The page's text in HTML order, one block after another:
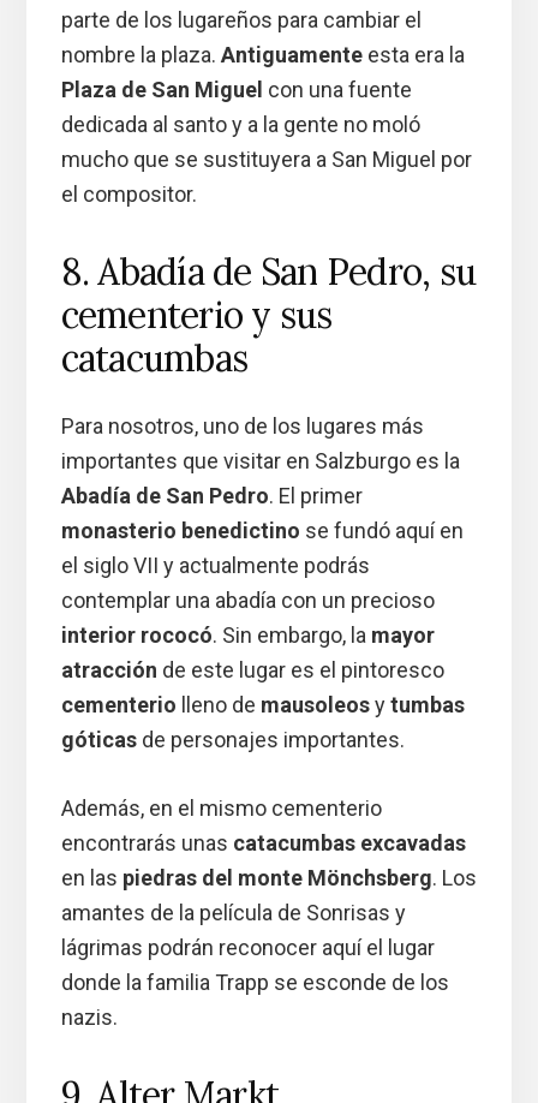
parte de los lugareños para cambiar el
nombre la plaza. Antiguamenteesta era la
Plaza de San Miguel con una fuente
dedicada al santo y a la gente no moló
mucho que se sustituyera a San Miguel por
el compositor.
8. Abadía de San Pedro, su
cementerio y sus
catacumbas
Para nosotros, uno de los lugares más
importantes que visitar en Salzburgo es la
Abadía de San Pedro. El primer
monasterio benedictino se fundó aquí en
el siglo VII y actualmente podrás
contemplar una abadía con un precioso
interior rococó. Sin embargo, la mayor
atracción de este lugar es el pintoresco
cementerio lleno de mausoleosytumbas
góticasde personajes importantes.
Además, en el mismo cementerio
encontrarás unas catacumbas excavadas
en las piedras del monte Mönchsberg. Los
amantes de la película de Sonrisas y
lágrimas podrán reconocer aquí el lugar
donde la familia Trapp se esconde de los
nazis.